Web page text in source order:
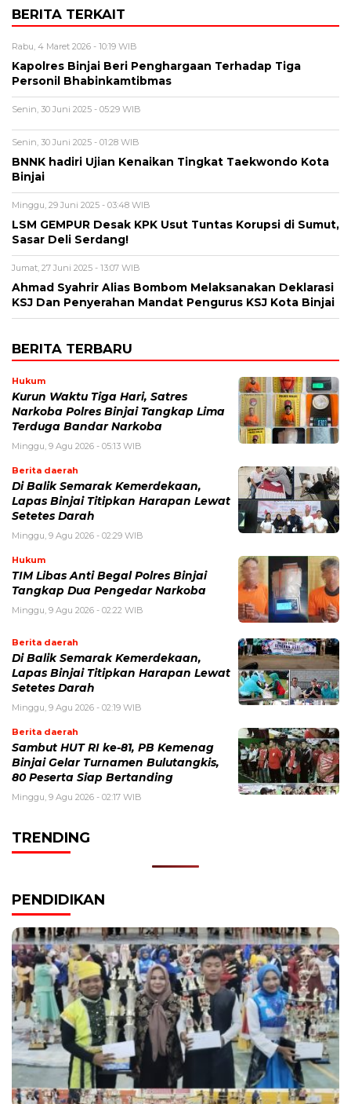
BERITA TERKAIT
Rabu, 4 Maret 2026 - 10:19 WIB
Kapolres Binjai Beri Penghargaan Terhadap Tiga
Personil Bhabinkamtibmas
Senin, 30 Juni 2025 - 05:29 WIB
Senin, 30 Juni 2025 - 01:28 WIB
BNNK hadiri Ujian Kenaikan Tingkat Taekwondo Kota
Binjai
Minggu, 29 Juni 2025 - 03:48 WIB
LSM GEMPUR Desak KPK Usut Tuntas Korupsi di Sumut,
Sasar Deli Serdang!
Jumat, 27 Juni 2025 - 13:07 WIB
Ahmad Syahrir Alias Bombom Melaksanakan Deklarasi
KSJ Dan Penyerahan Mandat Pengurus KSJ Kota Binjai
BERITA TERBARU
Hukum
Kurun Waktu Tiga Hari, Satres
Narkoba Polres Binjai Tangkap Lima
Terduga Bandar Narkoba
Minggu, 9 Agu 2026 - 05:13 WIB
Berita daerah
Di Balik Semarak Kemerdekaan,
Lapas Binjai Titipkan Harapan Lewat
Setetes Darah
Minggu, 9 Agu 2026 - 02:29 WIB
Hukum
TIM Libas Anti Begal Polres Binjai
Tangkap Dua Pengedar Narkoba
Minggu, 9 Agu 2026 - 02:22 WIB
Berita daerah
Di Balik Semarak Kemerdekaan,
Lapas Binjai Titipkan Harapan Lewat
Setetes Darah
Minggu, 9 Agu 2026 - 02:19 WIB
Berita daerah
Sambut HUT RI ke-81, PB Kemenag
Binjai Gelar Turnamen Bulutangkis,
80 Peserta Siap Bertanding
Minggu, 9 Agu 2026 - 02:17 WIB
TRENDING
PENDIDIKAN